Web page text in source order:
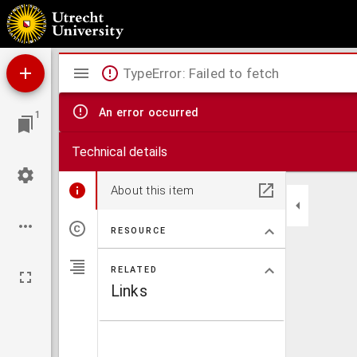
Handboekje voor de leden van de Aartsbroederschap de Heilige Familie Jesus, Maria,
1
Mirador
viewer
TypeError: Failed to fetch
An error occurred
Technical details
About this item
RESOURCE
RELATED
Links